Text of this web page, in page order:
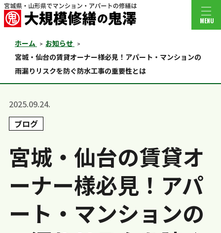
MENU
ホーム
お知らせ
宮城・仙台の賃貸オーナー様必見！アパート・マンションの
雨漏りリスクを防ぐ防水工事の重要性とは
2025.09.24.
ブログ
宮城・仙台の賃貸オ
ーナー様必見！アパ
ート・マンションの